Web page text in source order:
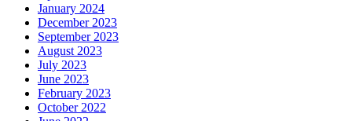
January 2024
December 2023
September 2023
August 2023
July 2023
June 2023
February 2023
October 2022